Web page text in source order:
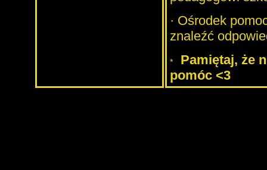
· Ośrodek
znaleźć
Pamiętaj, że
pomóc <3